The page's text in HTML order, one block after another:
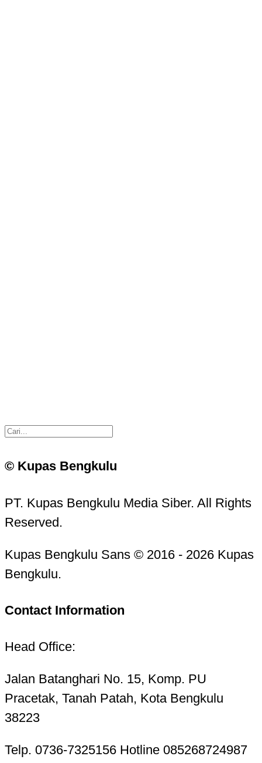
© Kupas Bengkulu
PT. Kupas Bengkulu Media Siber. All Rights
Reserved.
Kupas Bengkulu Sans © 2016 - 2026 Kupas
Bengkulu.
Contact Information
Head Office:
Jalan Batanghari No. 15, Komp. PU
Pracetak, Tanah Patah, Kota Bengkulu
38223
Telp. 0736-7325156 Hotline 085268724987